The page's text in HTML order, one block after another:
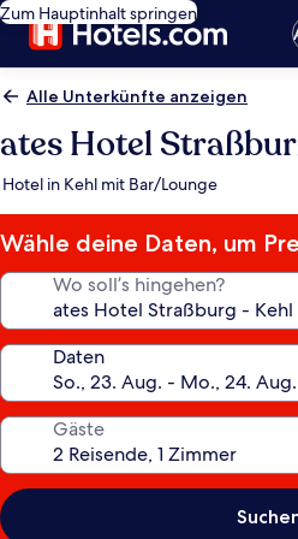
Zum Hauptinhalt springen
Alle Unterkünfte anzeigen
ates Hotel
Hotel in Kehl mit Bar/Lounge
Wähle deine Daten, um
Wo soll’s hingehen?
Daten
Gäste